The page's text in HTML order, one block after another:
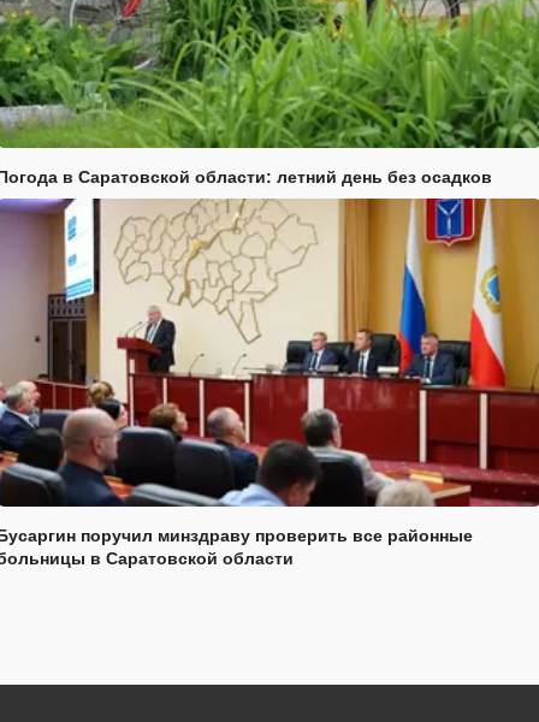
в Саратовской области: летний день без осадков
поручил минздраву проверить все районные
в Саратовской области